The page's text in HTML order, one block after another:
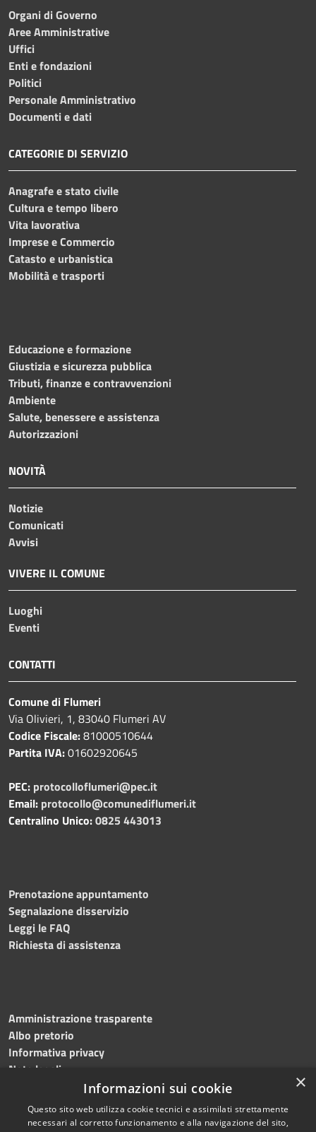
Organi di Governo
Aree Amministrative
Uffici
Enti e fondazioni
Politici
Personale Amministrativo
Documenti e dati
CATEGORIE DI SERVIZIO
Anagrafe e stato civile
Cultura e tempo libero
Vita lavorativa
Imprese e Commercio
Catasto e urbanistica
Mobilità e trasporti
Educazione e formazione
Giustizia e sicurezza pubblica
Tributi, finanze e contravvenzioni
Ambiente
Salute, benessere e assistenza
Autorizzazioni
NOVITÀ
Notizie
Comunicati
Avvisi
VIVERE IL COMUNE
Luoghi
Eventi
CONTATTI
Comune di Flumeri
Via Olivieri, 1, 83040 Flumeri AV
Codice Fiscale:81000510644
Partita IVA:01602920645
PEC: protocolloflumeri@pec.it
Email: protocollo@comunediflumeri.it
Centralino Unico:0825 443013
Prenotazione appuntamento
Segnalazione disservizio
Leggi le FAQ
Richiesta di assistenza
Amministrazione trasparente
Albo pretorio
Informativa privacy
Note legali
Dichiarazione di accessibilità
×
Informazioni sui cookie
Questo sito web utilizza cookie tecnici e assimilati strettamente
necessari al corretto funzionamento e alla navigazione del sito,